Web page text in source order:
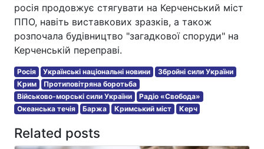
росія продовжує стягувати на Керченський міст
ППО, навіть виставкових зразків, а також
розпочала будівництво "загадкової споруди" на
Керченській переправі.
Росія Українські національні новини
Збройні сили України
Крим
Протиповітряна боротьба
Військово-морські сили України
Радіо «Свобода»
Океанська течія
Баржа Кримський міст Керч
Related posts